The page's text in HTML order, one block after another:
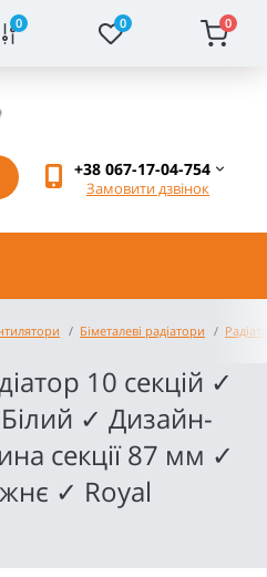
0 0 0
+38 067-17-04-754
Замовити дзвінок
Біметалеві радіатори
10 секцій ✓
✓ Дизайн-
секції 87 мм ✓
✓ Royal